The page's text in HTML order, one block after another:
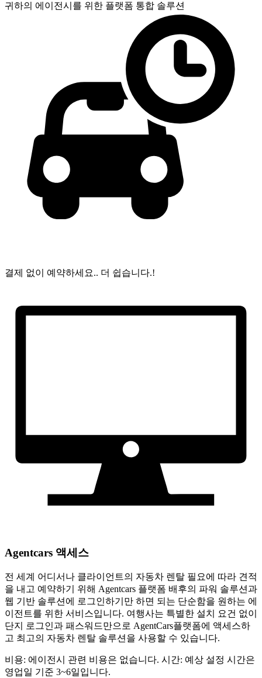
귀하의 에이전시를 위한 플랫폼 통합 솔루션
결제 없이 예약하세요.. 더 쉽습니다.!
Agentcars 액세스
전 세계 어디서나 클라이언트의 자동차 렌탈 필요에 따라 견적
을 내고 예약하기 위해 Agentcars 플랫폼 배후의 파워 솔루션과
웹 기반 솔루션에 로그인하기만 하면 되는 단순함을 원하는 에
이전트를 위한 서비스입니다. 여행사는 특별한 설치 요건 없이
단지 로그인과 패스워드만으로 AgentCars플랫폼에 액세스하
고 최고의 자동차 렌탈 솔루션을 사용할 수 있습니다.
비용: 에이전시 관련 비용은 없습니다. 시간: 예상 설정 시간은
영업일 기준 3~6일입니다.